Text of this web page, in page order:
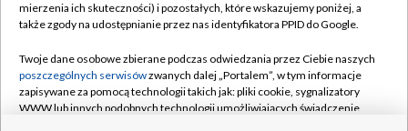
Naziemna Telewizja Cyfrowa
Rada Programowa
System NOS
Pomoc
Kontakt
mierzenia ich skuteczności) i pozostałych, które wskazujemy poniżej, a
także zgody na udostępnianie przez nas identyfikatora PPID do Google.
Twoje dane osobowe zbierane podczas odwiedzania przez Ciebie naszych
poszczególnych serwisówzwanych dalej „Portalem”, w tym informacje
zapisywane za pomocą technologii takich jak: pliki cookie, sygnalizatory
WWW lub innych podobnych technologii umożliwiających świadczenie